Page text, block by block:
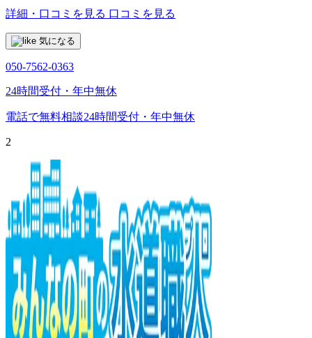
詳細・口コミを見る 口コミを見る
気になる
050-7562-0363
24時間受付・年中無休
電話で無料相談24時間受付・年中無休
2